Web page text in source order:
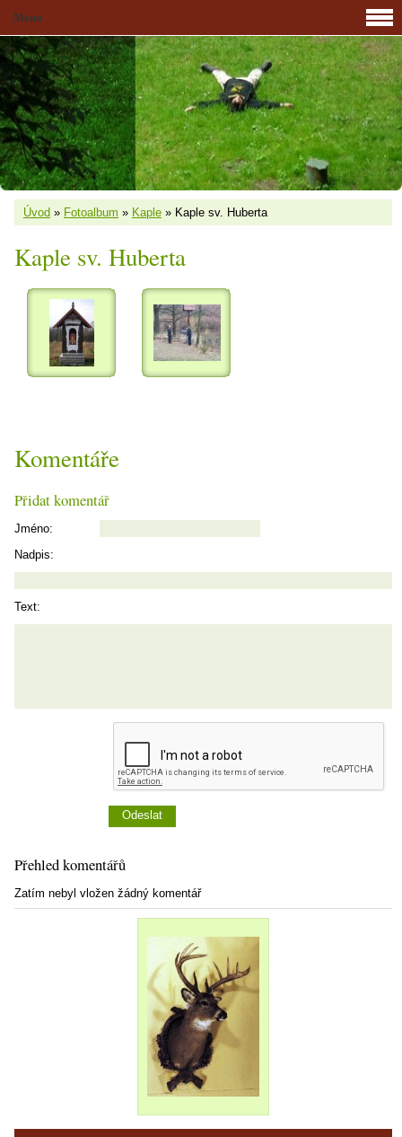
Úvod » Fotoalbum » Kaple » Kaple sv. Huberta
Kaple sv. Huberta
Komentáře
Přidat komentář
Jméno:
Nadpis:
Text:
Přehled komentářů
Zatím nebyl vložen žádný komentář
Menu